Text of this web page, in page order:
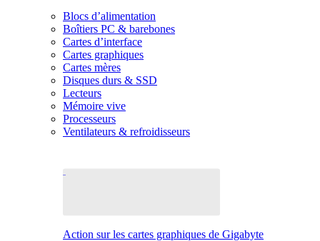
Blocs d’alimentation
Boîtiers PC & barebones
Cartes d’interface
Cartes graphiques
Cartes mères
Disques durs & SSD
Lecteurs
Mémoire vive
Processeurs
Ventilateurs & refroidisseurs
Action sur les cartes graphiques de Gigabyte